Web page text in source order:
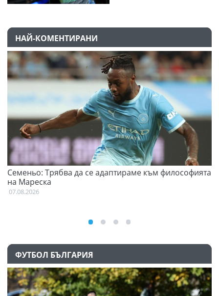
НАЙ-КОМЕНТИРАНИ
Семеньо: Трябва да се адаптираме към философията
на Мареска
07.08.2026
ФУТБОЛ БЪЛГАРИЯ